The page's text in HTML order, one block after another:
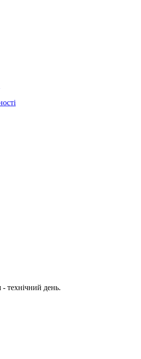
- технічний день.